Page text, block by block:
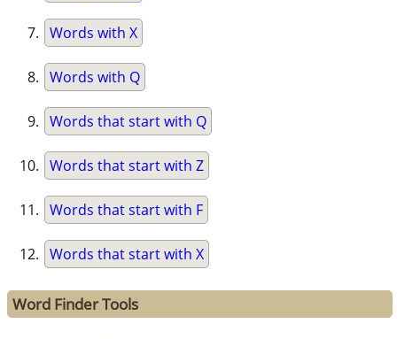
Words with X
Words with Q
Words that start with Q
Words that start with Z
Words that start with F
Words that start with X
Word Finder Tools